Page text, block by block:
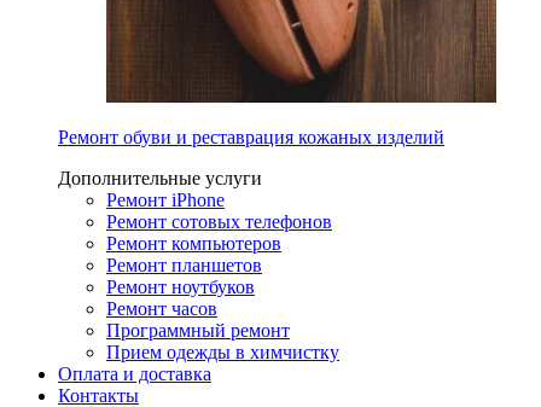
Ремонт обуви и реставрация кожаных изделий
Дополнительные услуги
Ремонт iPhone
Ремонт сотовых телефонов
Ремонт компьютеров
Ремонт планшетов
Ремонт ноутбуков
Ремонт часов
Программный ремонт
Прием одежды в химчистку
Оплата и доставка
Контакты